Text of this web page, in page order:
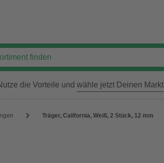
die Vorteile und wähle jetzt Deinen Markt
Träger, California, Weiß, 2 Stück, 12 mm